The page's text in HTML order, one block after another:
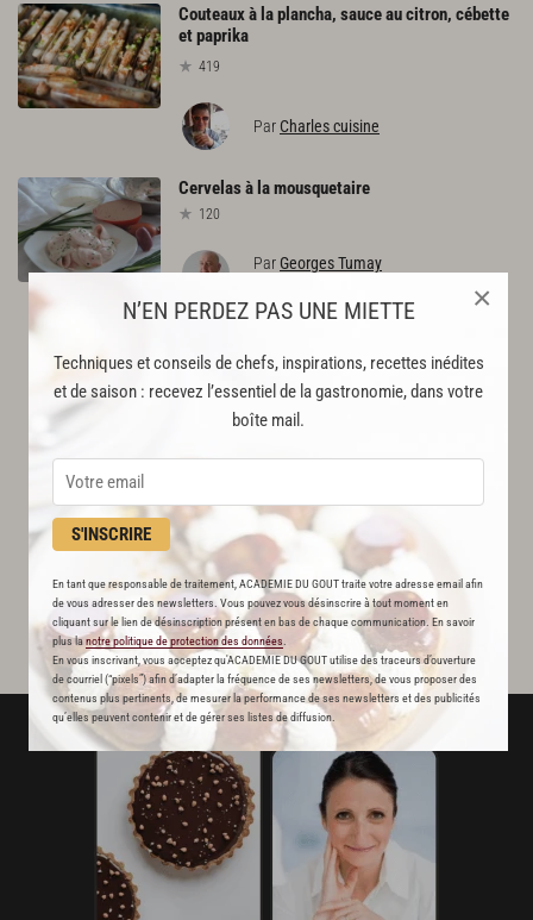
N’EN PERDEZ PAS UNE MIETTE
Techniques et conseils de chefs, inspirations, recettes inédites
et de saison : recevez l’essentiel de la gastronomie, dans votre
boîte mail.
S'INSCRIRE
En tant que responsable de traitement, ACADEMIE DU GOUT traite votre adresse email afin
de vous adresser des newsletters. Vous pouvez vous désinscrire à tout moment en
cliquant sur le lien de désinscription présent en bas de chaque communication. En savoir
plus lanotre politique de protection des données
En vous inscrivant, vous acceptez qu'ACADEMIE DU GOUT utilise des traceurs d’ouverture
de courriel (“pixels”) afin d’adapter la fréquence de ses newsletters, de vous proposer des
contenus plus pertinents, de mesurer la performance de ses newsletters et des publicités
qu’elles peuvent contenir et de gérer ses listes de diffusion.
×
Couteaux à la plancha, sauce au citron, cébette
et paprika
419
Par Charles cuisine
Cervelasà lamousquetaire
120
ParGeorges Tumay